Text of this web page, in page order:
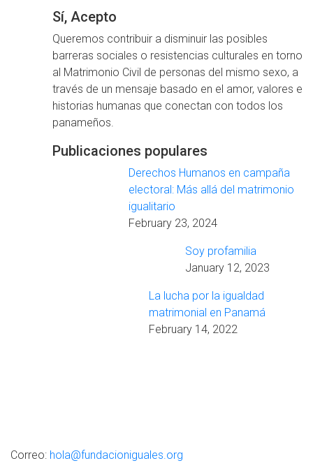
Sí, Acepto
Queremos contribuir a disminuir las posibles
barreras sociales o resistencias culturales en torno
al Matrimonio Civil de personas del mismo sexo, a
través de un mensaje basado en el amor, valores e
historias humanas que conectan con todos los
panameños.
Publicaciones populares
Derechos Humanos en campaña
electoral: Más allá del matrimonio
igualitario
February 23, 2024
Soy profamilia
January 12, 2023
La lucha por la igualdad
matrimonial en Panamá
February 14, 2022
Correo: hola@fundacioniguales.org